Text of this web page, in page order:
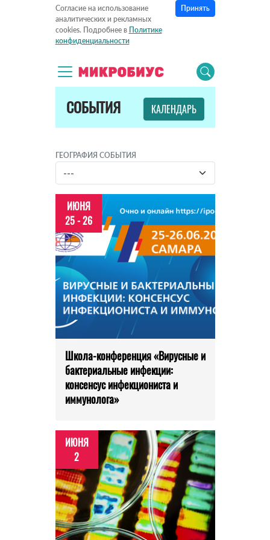
Согласие на использование
аналитических и рекламных
cookies. Подробнее в Политике
конфиденциальности
Принять
СОБЫТИЯ КАЛЕНДАРЬ
ГЕОГРАФИЯ СОБЫТИЯ
ИЮНЯ
25 - 26
Школа-конференция «Вирусные и
бактериальные инфекции:
консенсус инфекциониста и
иммунолога»
ИЮНЯ
2